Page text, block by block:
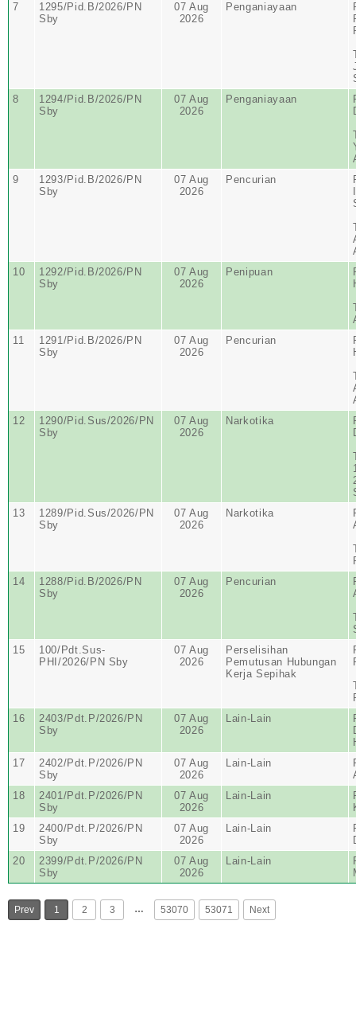
7
1295/Pid.B/2026/PN
Sby
07 Aug
2026
Penganiayaan
8
1294/Pid.B/2026/PN
Sby
07 Aug
2026
Penganiayaan
9
1293/Pid.B/2026/PN
Sby
07 Aug
2026
Pencurian
10
1292/Pid.B/2026/PN
Sby
07 Aug
2026
Penipuan
11
1291/Pid.B/2026/PN
Sby
07 Aug
2026
Pencurian
12
1290/Pid.Sus/2026/PN
Sby
07 Aug
2026
Narkotika
13
1289/Pid.Sus/2026/PN
Sby
07 Aug
2026
Narkotika
14
1288/Pid.B/2026/PN
Sby
07 Aug
2026
Pencurian
15
100/Pdt.Sus-
PHI/2026/PN Sby
07 Aug
2026
Perselisihan
Pemutusan Hubungan
Kerja Sepihak
16
2403/Pdt.P/2026/PN
Sby
07 Aug
2026
Lain-Lain
17
2402/Pdt.P/2026/PN
Sby
07 Aug
2026
Lain-Lain
18
2401/Pdt.P/2026/PN
Sby
07 Aug
2026
Lain-Lain
19
2400/Pdt.P/2026/PN
Sby
07 Aug
2026
Lain-Lain
20
2399/Pdt.P/2026/PN
Sby
07 Aug
2026
Lain-Lain
Prev 1 2 3 … 53070 53071 Next